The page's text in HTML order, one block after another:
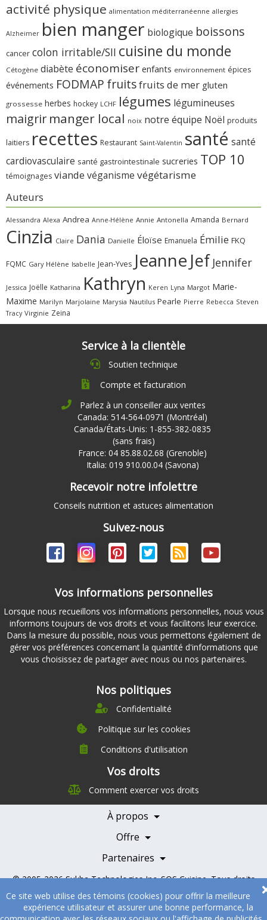
activité physique alimentation méditerranéenne allergies
Alzheimer bien manger biologique boissons
cancer colon irritable/SII cuisine du monde
Cétogène diabète économiser enfants environnement épices
événements FODMAP fruitsfruits de mer gluten
grossesse herbes hockey LCHF légumes légumineuses
maigrir manger local noix notre équipe Noël produits
laitiers recettes Restaurant Saint-Valentin santé santé
cardiovasculaire santé gastrointestinale sucreries TOP 10
témoignages viande véganisme végétarisme
Auteurs
Alessandra Alexa Andrea Anne-Hélène Annie Antonella Amanda Bernard
Cinzia Claire Dania Danielle Éloïse Emanuela Émilie FKQ
FQMC Gary Hélène Isabelle Jean-Yves Jeanne Jef Jennifer
Jessica Joëlle Katharina Kathryn Keren Lyna Margot Marie-
Maxime Marilyn Marjolaine Marysia Nautilus Pearle Pierre Rebecca Steven
Tracy Virginie Zeina
Ce site web utilise des témoins (cookies) pour offrir la meilleure
expérience utilisateur et assurer une bonne performance, la
Service à la clientèle
Soutien technique
Compte et facturation
Parlez à un conseiller aux ventes
Canada: 514-564-0971 (Montréal)
Canada/États-Unis: 1-855-382-0835
(sans frais)
France: 04 85.88.02.68 (Grenoble)
Italia: 019 910.00.04 (Savona)
Recevoir notre infolettre
Conseils nutrition et astuces alimentation
Suivez-nous
Vos informations personnelles
Lorsque nous recueillons vos informations personnelles, nous vous
informons toujours de vos droits et vous facilitons leur exercice.
Dans la mesure du possible, nous vous permettons également de
gérer vos préférences concernant la quantité d'informations que
vous choisissez de partager avec nous ou nos partenaires.
Nos politiques
Confidentialité
Politique sur les cookies
Conditions d'utilisation
Vos droits
Comment exercer vos droits
À propos
À propos
Nutrition
Offre
Témoignages
Partenaires
Nos partenaires
Devenir Partenaire
Professionnels de la santé
© 2005-2026Sukha Technologies Inc.SOS Cuisine. Tous droits
réservés.